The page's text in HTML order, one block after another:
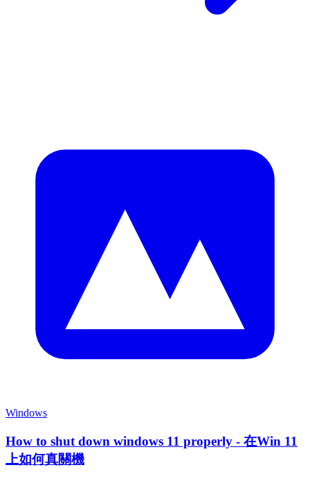
Windows
How to shut down windows 11 properly - 在Win 11
上如何真關機